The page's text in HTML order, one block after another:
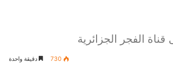
الفجر الجزائرية
730 دقيقة واحدة